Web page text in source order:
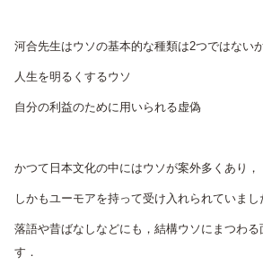
河合先生はウソの基本的な種類は2つではない
人生を明るくするウソ
自分の利益のために用いられる虚偽
かつて日本文化の中にはウソが案外多くあり，
しかもユーモアを持って受け入れられていまし
落語や昔ばなしなどにも，結構ウソにまつわ
す．